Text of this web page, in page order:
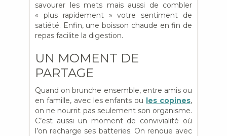
savourer les mets mais aussi de combler
« plus rapidement » votre sentiment de
satiété. Enfin, une boisson chaude en fin de
repas facilite la digestion.
UN MOMENT DE
PARTAGE
Quand on brunche ensemble, entre amis ou
en famille, avec les enfants ou les copines,
on ne nourrit pas seulement son organisme.
C’est aussi un moment de convivialité où
l’on recharge ses batteries. On renoue avec